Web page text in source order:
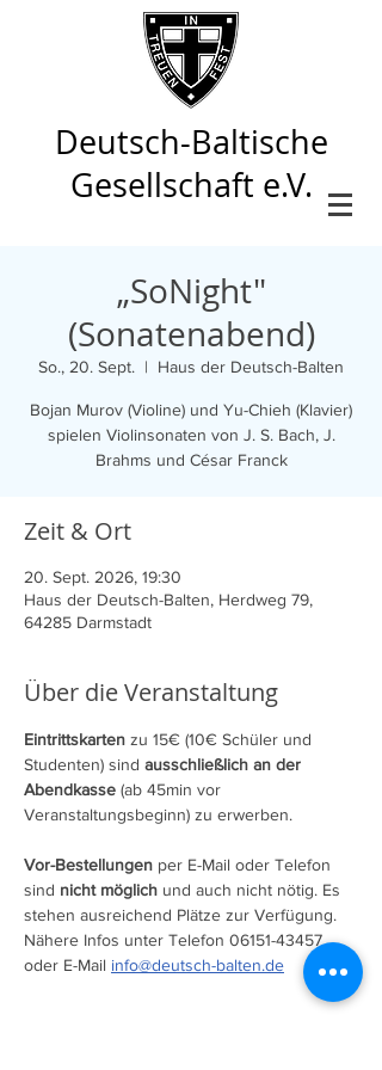
Deutsch-Baltische
Gesellschaft e.V.
„SoNight"
(Sonatenabend)
So., 20. Sept.
  |
Haus der Deutsch-Balten
Bojan Murov (Violine) und Yu-Chieh (Klavier)
spielen Violinsonaten von J. S. Bach, J.
Brahms und César Franck
Zeit & Ort
20. Sept. 2026, 19:30
Haus der Deutsch-Balten, Herdweg 79,
64285 Darmstadt
Über die Veranstaltung
Eintrittskarten zu 15€ (10€ Schüler und
Studenten) sind ausschließlich an der
Abendkasse (ab 45min vor
Veranstaltungsbeginn) zu erwerben.
Vor-Bestellungen per E-Mail oder Telefon
sind nicht möglich und auch nicht nötig. Es
stehen ausreichend Plätze zur Verfügung.
Nähere Infos unter Telefon 06151-43457
oder E-Mail info@deutsch-balten.de